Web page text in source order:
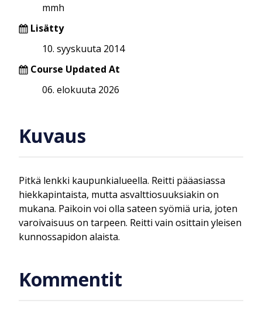
mmh
Lisätty
10. syyskuuta 2014
Course Updated At
06. elokuuta 2026
Kuvaus
Pitkä lenkki kaupunkialueella. Reitti pääasiassa
hiekkapintaista, mutta asvalttiosuuksiakin on
mukana. Paikoin voi olla sateen syömiä uria, joten
varoivaisuus on tarpeen. Reitti vain osittain yleisen
kunnossapidon alaista.
Kommentit